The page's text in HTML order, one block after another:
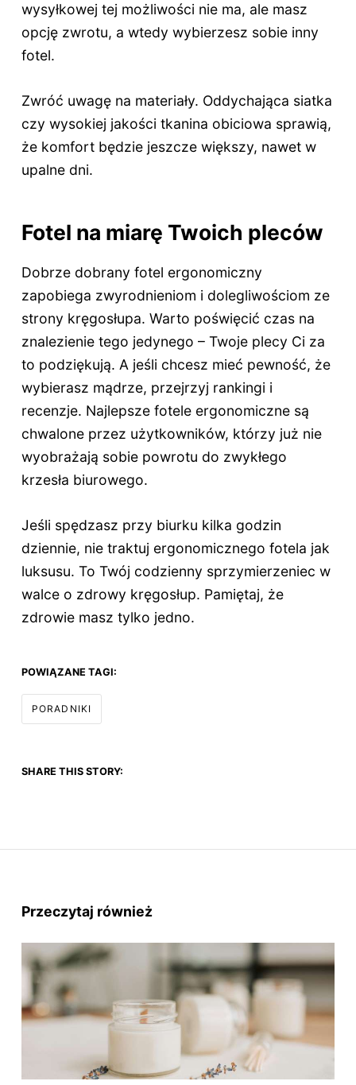
wysyłkowej tej możliwości nie ma, ale masz
opcję zwrotu, a wtedy wybierzesz sobie inny
fotel.
Zwróć uwagę na materiały. Oddychająca siatka
czy wysokiej jakości tkanina obiciowa sprawią,
że komfort będzie jeszcze większy, nawet w
upalne dni.
Fotel na miarę Twoich pleców
Dobrze dobrany fotel ergonomiczny
zapobiega zwyrodnieniom i dolegliwościom ze
strony kręgosłupa. Warto poświęcić czas na
znalezienie tego jedynego – Twoje plecy Ci za
to podziękują. A jeśli chcesz mieć pewność, że
wybierasz mądrze, przejrzyj rankingi i
recenzje. Najlepsze fotele ergonomiczne są
chwalone przez użytkowników, którzy już nie
wyobrażają sobie powrotu do zwykłego
krzesła biurowego.
Jeśli spędzasz przy biurku kilka godzin
dziennie, nie traktuj ergonomicznego fotela jak
luksusu. To Twój codzienny sprzymierzeniec w
walce o zdrowy kręgosłup. Pamiętaj, że
zdrowie masz tylko jedno.
POWIĄZANE TAGI:
PORADNIKI
SHARE THIS STORY:
Przeczytaj również